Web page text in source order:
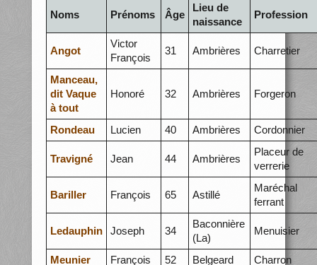
Noms Prénoms Âge
Lieu de
naissance
Profession
Angot
Victor
François
31 Ambrières Charretier
Manceau,
dit Vaque
à tout
Honoré 32 Ambrières Forgeron
Rondeau Lucien 40 Ambrières Cordonnier
Travigné Jean 44 Ambrières
Placeur de
verrerie
Bariller François 65 Astillé
Maréchal
ferrant
Ledauphin Joseph 34
Baconnière
(La)
Menuisier
Meunier François 52 Belgeard Charron